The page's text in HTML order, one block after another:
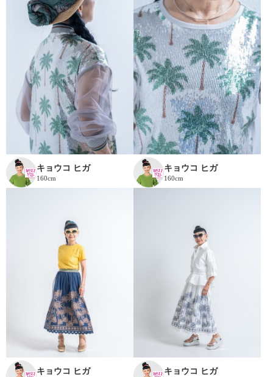
キョウコ ヒガ
160cm
キョウコ ヒガ
160cm
キョウコ ヒガ キョウコ ヒガ